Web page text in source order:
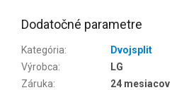
Dodatočné parametre
Kategória:
Dvojsplit
Výrobca:
LG
Záruka:
24 mesiacov